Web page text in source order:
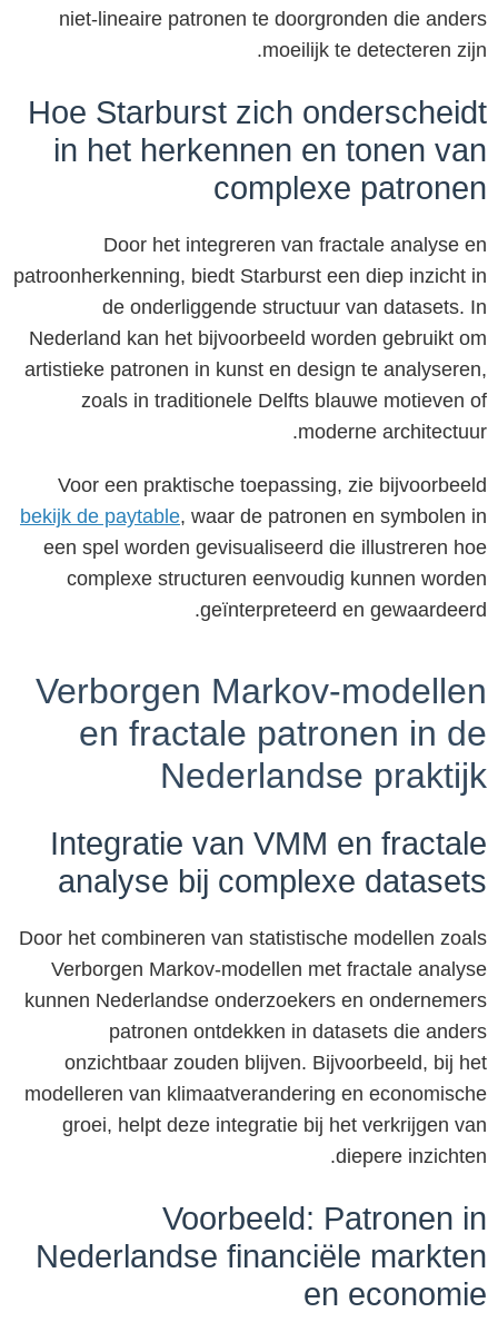
niet-lineaire patronen te doorgronden die anders
moeilijk te detecteren zijn.
Hoe Starburst zich onderscheidt
in het herkennen en tonen van
complexe patronen
Door het integreren van fractale analyse en
patroonherkenning, biedt Starburst een diep inzicht in
de onderliggende structuur van datasets. In
Nederland kan het bijvoorbeeld worden gebruikt om
artistieke patronen in kunst en design te analyseren,
zoals in traditionele Delfts blauwe motieven of
moderne architectuur.
Voor een praktische toepassing, zie bijvoorbeeld
bekijk de paytable, waar de patronen en symbolen in
een spel worden gevisualiseerd die illustreren hoe
complexe structuren eenvoudig kunnen worden
geïnterpreteerd en gewaardeerd.
Verborgen Markov-modellen
en fractale patronen in de
Nederlandse praktijk
Integratie van VMM en fractale
analyse bij complexe datasets
Door het combineren van statistische modellen zoals
Verborgen Markov-modellen met fractale analyse
kunnen Nederlandse onderzoekers en ondernemers
patronen ontdekken in datasets die anders
onzichtbaar zouden blijven. Bijvoorbeeld, bij het
modelleren van klimaatverandering en economische
groei, helpt deze integratie bij het verkrijgen van
diepere inzichten.
Voorbeeld: Patronen in
Nederlandse financiële markten
en economie